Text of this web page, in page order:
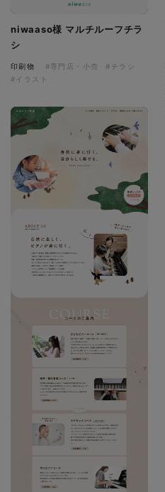
niwaaso様 マルチルーフチラ
シ
印刷物 #専門店・小売
#チラシ
#イラスト